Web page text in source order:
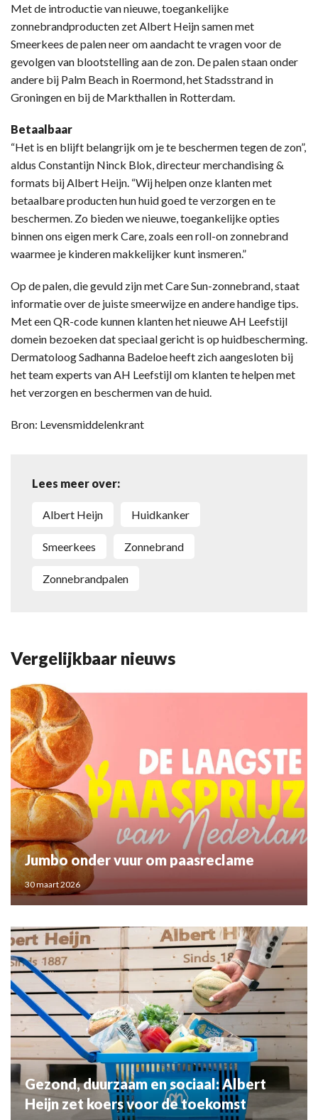
Met de introductie van nieuwe, toegankelijke
zonnebrandproducten zet Albert Heijn samen met
Smeerkees de palen neer om aandacht te vragen voor de
gevolgen van blootstelling aan de zon. De palen staan onder
andere bij Palm Beach in Roermond, het Stadsstrand in
Groningen en bij de Markthallen in Rotterdam.
Betaalbaar
“Het is en blijft belangrijk om je te beschermen tegen de zon”,
aldus Constantijn Ninck Blok, directeur merchandising &
formats bij Albert Heijn. “Wij helpen onze klanten met
betaalbare producten hun huid goed te verzorgen en te
beschermen. Zo bieden we nieuwe, toegankelijke opties
binnen ons eigen merk Care, zoals een roll-on zonnebrand
waarmee je kinderen makkelijker kunt insmeren.”
Op de palen, die gevuld zijn met Care Sun-zonnebrand, staat
informatie over de juiste smeerwijze en andere handige tips.
Met een QR-code kunnen klanten het nieuwe AH Leefstijl
domein bezoeken dat speciaal gericht is op huidbescherming.
Dermatoloog Sadhanna Badeloe heeft zich aangesloten bij
het team experts van AH Leefstijl om klanten te helpen met
het verzorgen en beschermen van de huid.
Bron: Levensmiddelenkrant
Lees meer over:
Albert Heijn huidkanker
Smeerkees zonnebrand
zonnebrandpalen
Vergelijkbaar nieuws
Jumbo onder vuur om paasreclame
30 maart 2026
Gezond, duurzaam en sociaal: Albert
Heijn zet koers voor de toekomst